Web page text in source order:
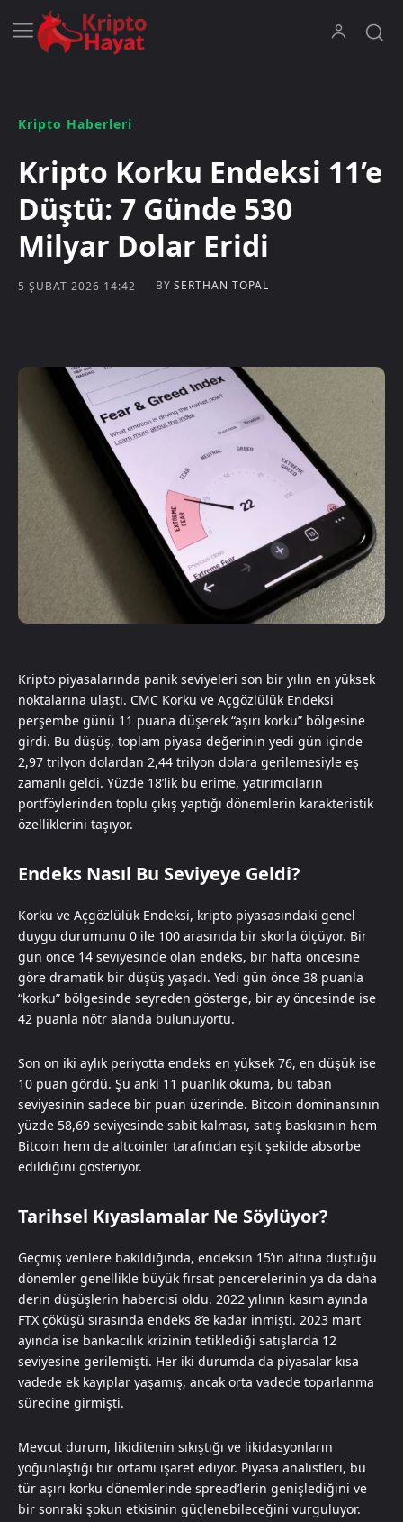
Kripto Haberleri
Kripto Korku Endeksi 11’e
Düştü: 7 Günde 530
Milyar Dolar Eridi
5 ŞUBAT 2026 14:42 BY SERTHAN TOPAL
Kripto piyasalarında panik seviyeleri son bir yılın en yüksek
noktalarına ulaştı. CMC Korku ve Açgözlülük Endeksi
perşembe günü 11 puana düşerek “aşırı korku” bölgesine
girdi. Bu düşüş, toplam piyasa değerinin yedi gün içinde
2,97 trilyon dolardan 2,44 trilyon dolara gerilemesiyle eş
zamanlı geldi. Yüzde 18’lik bu erime, yatırımcıların
portföylerinden toplu çıkış yaptığı dönemlerin karakteristik
özelliklerini taşıyor.
Endeks Nasıl Bu Seviyeye Geldi?
Korku ve Açgözlülük Endeksi, kripto piyasasındaki genel
duygu durumunu 0 ile 100 arasında bir skorla ölçüyor. Bir
gün önce 14 seviyesinde olan endeks, bir hafta öncesine
göre dramatik bir düşüş yaşadı. Yedi gün önce 38 puanla
“korku” bölgesinde seyreden gösterge, bir ay öncesinde ise
42 puanla nötr alanda bulunuyortu.
Son on iki aylık periyotta endeks en yüksek 76, en düşük ise
10 puan gördü. Şu anki 11 puanlık okuma, bu taban
seviyesinin sadece bir puan üzerinde. Bitcoin dominansının
yüzde 58,69 seviyesinde sabit kalması, satış baskısının hem
Bitcoin hem de altcoinler tarafından eşit şekilde absorbe
edildiğini gösteriyor.
Tarihsel Kıyaslamalar Ne Söylüyor?
Geçmiş verilere bakıldığında, endeksin 15’in altına düştüğü
dönemler genellikle büyük fırsat pencerelerinin ya da daha
derin düşüşlerin habercisi oldu. 2022 yılının kasım ayında
FTX çöküşü sırasında endeks 8’e kadar inmişti. 2023 mart
ayında ise bankacılık krizinin tetiklediği satışlarda 12
seviyesine gerilemişti. Her iki durumda da piyasalar kısa
vadede ek kayıplar yaşamış, ancak orta vadede toparlanma
sürecine girmişti.
Mevcut durum, likiditenin sıkıştığı ve likidasyonların
yoğunlaştığı bir ortamı işaret ediyor. Piyasa analistleri, bu
tür aşırı korku dönemlerinde spread’lerin genişlediğini ve
bir sonraki şokun etkisinin güçlenebileceğini vurguluyor.